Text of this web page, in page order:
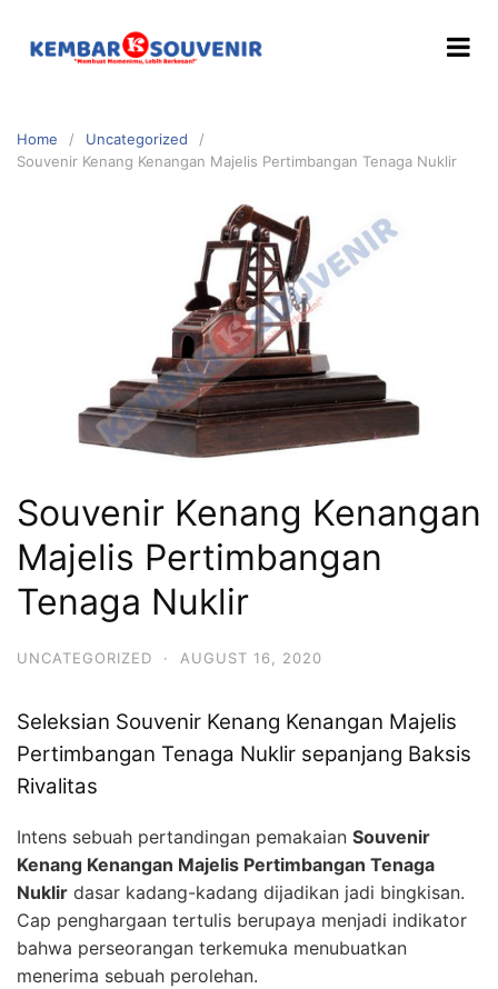
Home
Uncategorized
Souvenir Kenang Kenangan Majelis Pertimbangan Tenaga Nuklir
Souvenir Kenang Kenangan
Majelis Pertimbangan
Tenaga Nuklir
UNCATEGORIZED · AUGUST 16, 2020
Seleksian Souvenir Kenang Kenangan Majelis
Pertimbangan Tenaga Nuklir sepanjang Baksis
Rivalitas
Intens sebuah pertandingan pemakaian Souvenir
Kenang Kenangan Majelis Pertimbangan Tenaga
Nuklir dasar kadang-kadang dijadikan jadi bingkisan.
Cap penghargaan tertulis berupaya menjadi indikator
bahwa perseorangan terkemuka menubuatkan
menerima sebuah perolehan.